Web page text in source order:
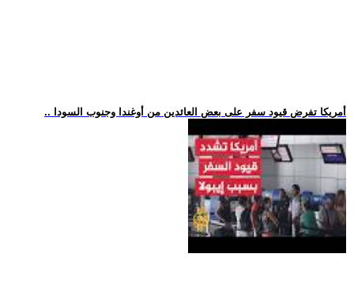
.. أمريكا تفرض قيود سفر على بعض العائدين من أوغندا وجنوب السودا